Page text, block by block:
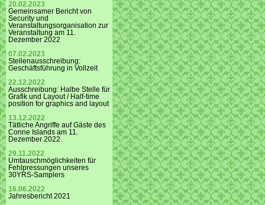
20.02.2023
Gemeinsamer Bericht von
Security und
Veranstaltungsorganisation zur
Veranstaltung am 11.
Dezember 2022
07.02.2023
Stellenausschreibung:
Geschäftsführung in Vollzeit
22.12.2022
Ausschreibung: Halbe Stelle für
Grafik und Layout / Half-time
position for graphics and layout
13.12.2022
Tätliche Angriffe auf Gäste des
Conne Islands am 11.
Dezember 2022
29.11.2022
Umtauschmöglichkeiten für
Fehlpressungen unseres
30YRS-Samplers
16.06.2022
Jahresbericht 2021